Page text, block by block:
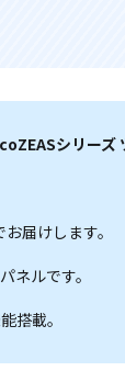
シリーズ
届けします。
ネルです。
搭載。